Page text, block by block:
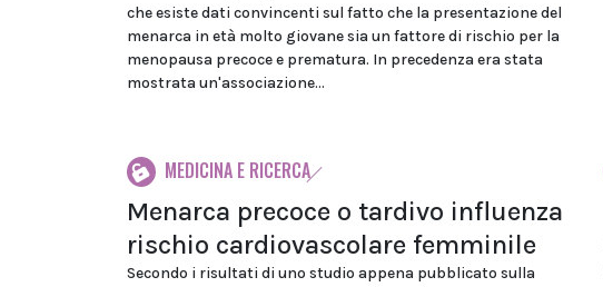
che esiste dati convincenti sul fatto che la presentazione del
menarca in età molto giovane sia un fattore di rischio per la
menopausa precoce e prematura. In precedenza era stata
mostrata un'associazione...
MEDICINA E RICERCA
Menarca precoce o tardivo influenza
rischio cardiovascolare femminile
Secondo i risultati di uno studio appena pubblicato sulla